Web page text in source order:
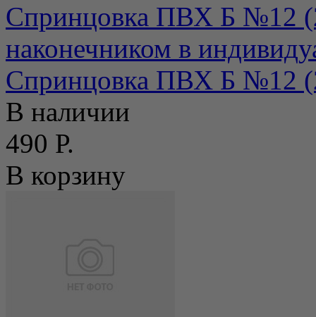
Спринцовка ПВХ Б №12
наконечником в
Спринцовка ПВХ Б №12
В наличии
490 Р.
В корзину